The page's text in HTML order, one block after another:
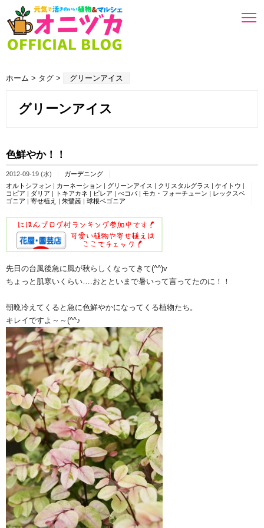
ホーム > タグ > グリーンアイス
グリーンアイス
色鮮やか！！
2012-09-19 (水)
ガーデニング
オルトシフォン | カーネーション | グリーンアイス | クリスタルグラス | ケイトウ |
コピア | ダリア | トキアカネ | ピレア | べコパ | モカ・フォーチューン | レックスベ
ゴニア | 寄せ植え | 朱鷺茜 | 球根ベゴニア
先日の台風後急に風が秋らしくなってきて(^^)v
ちょっと肌寒いくらい….おとといまで暑いって言ってたのに！！
朝晩冷えてくると急に色鮮やかになってくる植物たち。
キレイですよ～～(^^♪